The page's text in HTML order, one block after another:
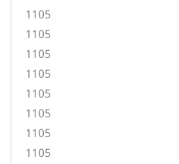
1105
1105
1105
1105
1105
1105
1105
1105